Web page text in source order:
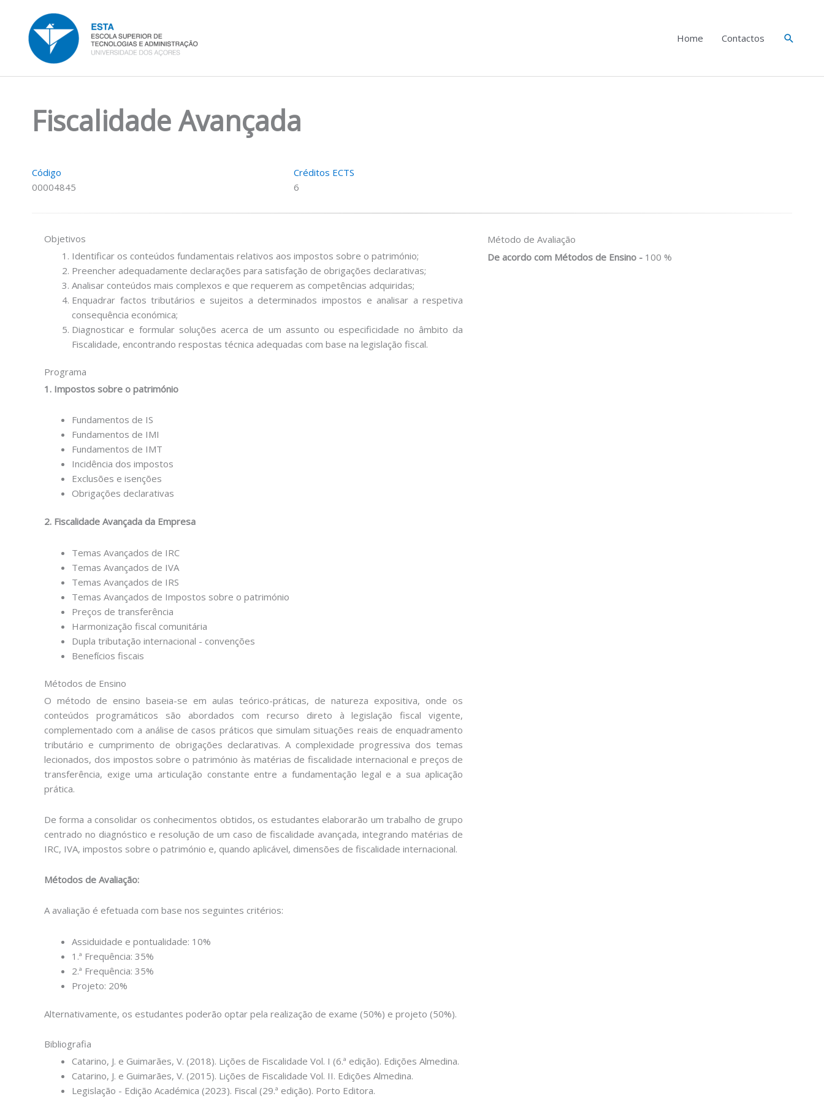
content
Home Contactos Search
Fiscalidade Avançada
Código
00004845
Créditos ECTS
6
Objetivos
Identificar os conteúdos fundamentais relativos aos impostos sobre o património;
Preencher adequadamente declarações para satisfação de obrigações declarativas;
Analisar conteúdos mais complexos e que requerem as competências adquiridas;
Enquadrar factos tributários e sujeitos a determinados impostos e analisar a respetiva
consequência económica;
Diagnosticar e formular soluções acerca de um assunto ou especificidade no âmbito da
Fiscalidade, encontrando respostas técnica adequadas com base na legislação fiscal.
Programa
1. Impostos sobre o património
Fundamentos de IS
Fundamentos de IMI
Fundamentos de IMT
Incidência dos impostos
Exclusões e isenções
Obrigações declarativas
2. Fiscalidade Avançada da Empresa
Temas Avançados de IRC
Temas Avançados de IVA
Temas Avançados de IRS
Temas Avançados de Impostos sobre o património
Preços de transferência
Harmonização fiscal comunitária
Dupla tributação internacional - convenções
Benefícios fiscais
Métodos de Ensino
O método de ensino baseia-se em aulas teórico-práticas, de natureza expositiva, onde os
conteúdos programáticos são abordados com recurso direto à legislação fiscal vigente,
complementado com a análise de casos práticos que simulam situações reais de enquadramento
tributário e cumprimento de obrigações declarativas. A complexidade progressiva dos temas
lecionados, dos impostos sobre o património às matérias de fiscalidade internacional e preços de
transferência, exige uma articulação constante entre a fundamentação legal e a sua aplicação
prática.
De forma a consolidar os conhecimentos obtidos, os estudantes elaborarão um trabalho de grupo
centrado no diagnóstico e resolução de um caso de fiscalidade avançada, integrando matérias de
IRC, IVA, impostos sobre o património e, quando aplicável, dimensões de fiscalidade internacional.
Métodos de Avaliação:
A avaliação é efetuada com base nos seguintes critérios:
Assiduidade e pontualidade: 10%
1.ª Frequência: 35%
2.ª Frequência: 35%
Projeto: 20%
Alternativamente, os estudantes poderão optar pela realização de exame (50%) e projeto (50%).
Bibliografia
Catarino, J. e Guimarães, V. (2018). Lições de Fiscalidade Vol. I (6.ª edição). Edições Almedina.
Catarino, J. e Guimarães, V. (2015). Lições de Fiscalidade Vol. II. Edições Almedina.
Legislação - Edição Académica (2023). Fiscal (29.ª edição). Porto Editora.
Método de Avaliação
De acordo com Métodos de Ensino - 100 %